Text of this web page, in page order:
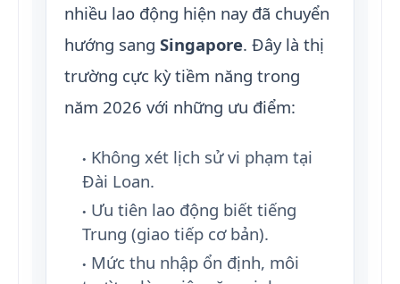
nhiều lao động hiện nay đã chuyển
hướng sang Singapore. Đây là thị
trường cực kỳ tiềm năng trong
năm 2026 với những ưu điểm:
Không xét lịch sử vi phạm tại
Đài Loan.
Ưu tiên lao động biết tiếng
Trung (giao tiếp cơ bản).
Mức thu nhập ổn định, môi